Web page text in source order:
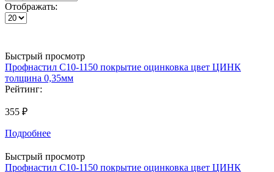
Отображать:
Быстрый просмотр
Профнастил С10-1150 покрытие оцинковка цвет ЦИНК
толщина 0,35мм
Рейтинг:
355 ₽
Подробнее
Быстрый просмотр
Профнастил С10-1150 покрытие оцинковка цвет ЦИНК